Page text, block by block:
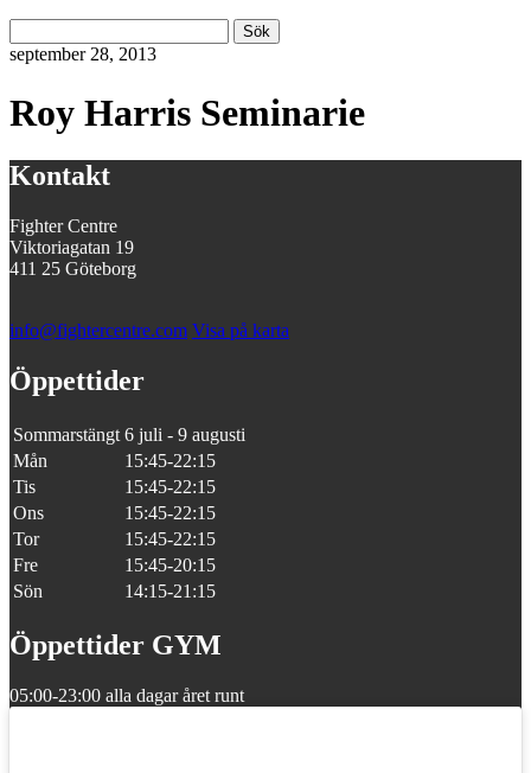
efter:
Sök
september 28, 2013
Roy Harris Seminarie
Kontakt
Fighter Centre
Viktoriagatan 19
411 25 Göteborg
info@fightercentre.com Visa på karta
Öppettider
Sommarstängt 6 juli - 9 augusti
Mån
15:45-22:15
Tis
15:45-22:15
Ons
15:45-22:15
Tor
15:45-22:15
Fre
15:45-20:15
Sön
14:15-21:15
Öppettider GYM
05:00-23:00 alla dagar året runt